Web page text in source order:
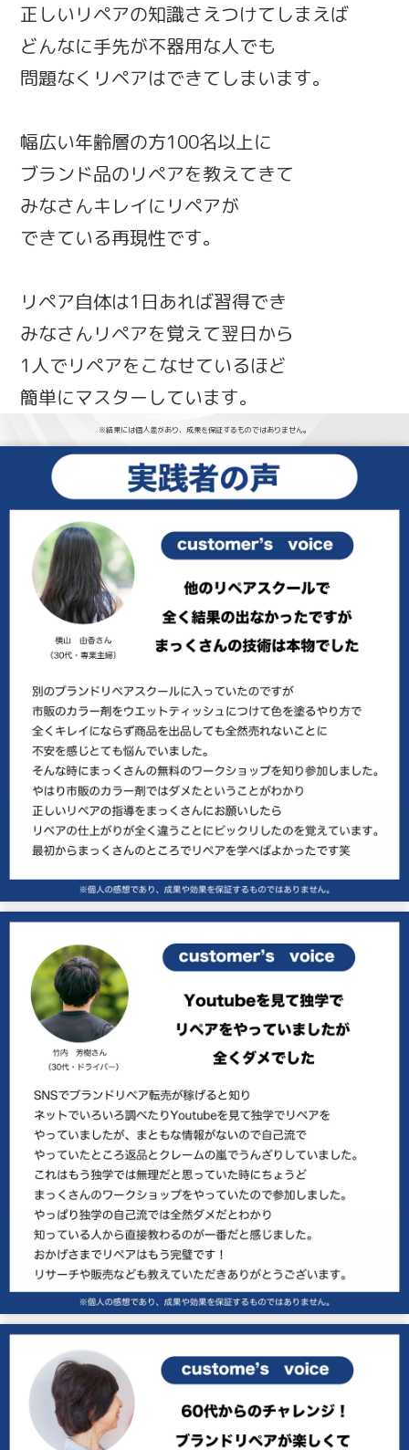
正しいリペアの知識さえつけてしまえば
どんなに手先が不器用な人でも
問題なくリペアはできてしまいます。
幅広い年齢層の方100名以上に
ブランド品のリペアを教えてきて
みなさんキレイにリペアが
できている再現性です。
リペア自体は1日あれば習得でき
みなさんリペアを覚えて翌日から
1人でリペアをこなせているほど
簡単にマスターしています。
※結果には個人差があり、成果を保証するものではありません。